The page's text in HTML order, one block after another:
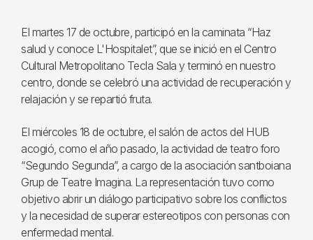
El martes 17 de octubre, participó en la caminata “Haz
salud y conoce L'Hospitalet”, que se inició en el Centro
Cultural Metropolitano Tecla Sala y terminó en nuestro
centro, donde se celebró una actividad de recuperación y
relajación y se repartió fruta.
El miércoles 18 de octubre, el salón de actos del HUB
acogió, como el año pasado, la actividad de teatro foro
“Segundo Segunda”, a cargo de la asociación santboiana
Grup de Teatre Imagina. La representación tuvo como
objetivo abrir un diálogo participativo sobre los conflictos
y la necesidad de superar estereotipos con personas con
enfermedad mental.